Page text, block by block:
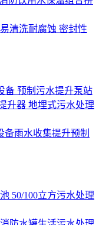
清洗耐腐蚀 密封性
备 预制污水提升泵站
升器 地埋式污水处理
雨水收集提升预制
50/100立方污水处理